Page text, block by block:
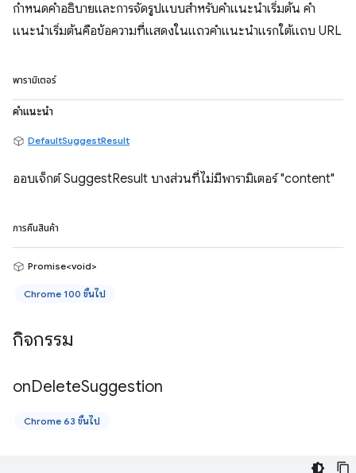
กำหนดคำอธิบายและการจัดรูปแบบสำหรับคำแนะนำเริ่มต้น คำ
แนะนำเริ่มต้นคือข้อความที่แสดงในแถวคำแนะนำแรกใต้แถบ URL
พารามิเตอร์
คำแนะนำ
DefaultSuggestResult
ออบเจ็กต์ SuggestResult บางส่วนที่ไม่มีพารามิเตอร์ "content"
การคืนสินค้า
Promise<void>
Chrome 100 ขึ้นไป
กิจกรรม
onDeleteSuggestion
Chrome 63 ขึ้นไป